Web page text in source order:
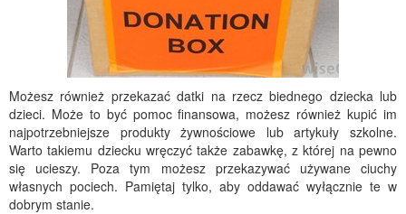
Możesz również przekazać datki na rzecz biednego dziecka lub
dzieci. Może to być pomoc finansowa, możesz również kupić im
najpotrzebniejsze produkty żywnościowe lub artykuły szkolne.
Warto takiemu dziecku wręczyć także zabawkę, z której na pewno
się ucieszy. Poza tym możesz przekazywać używane ciuchy
własnych pociech. Pamiętaj tylko, aby oddawać wyłącznie te w
dobrym stanie.